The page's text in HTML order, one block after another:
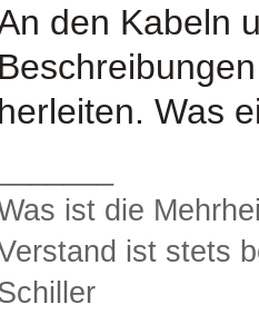
den Kabeln
herleiten. Was
ist die
ist stets